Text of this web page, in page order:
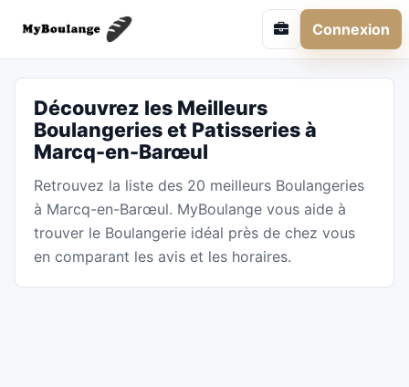
Connexion
Découvrez les Meilleurs
Boulangeries et Patisseries à
Marcq-en-Barœul
Retrouvez la liste des 20 meilleurs Boulangeries
à Marcq-en-Barœul. MyBoulange vous aide à
trouver le Boulangerie idéal près de chez vous
en comparant les avis et les horaires.